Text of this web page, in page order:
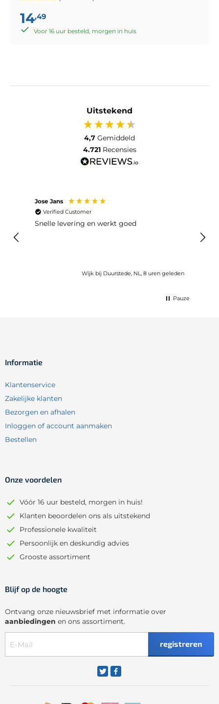
14,49
Voor 16 uur besteld, morgen in huis
Uitstekend
4,7 Gemiddeld
4.721 Recensies
Jose Jans
Verified Customer
Snelle levering en werkt goed
Wijk bij Duurstede, NL, 8 uren geleden
Pauze
Informatie
Klantenservice
Zakelijke klanten
Bezorgen en afhalen
Inloggen of account aanmaken
Bestellen
Onze voordelen
Vóór 16 uur besteld, morgen in huis!
Klanten beoordelen ons als uitstekend
Professionele kwaliteit
Persoonlijk en deskundig advies
Grooste assortiment
Blijf op de hoogte
Ontvang onze nieuwsbrief met informatie over
aanbiedingen en ons assortiment.
registreren